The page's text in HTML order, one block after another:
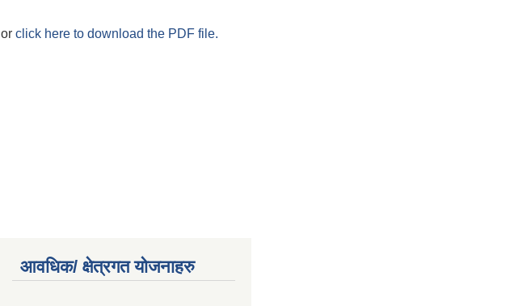
or click here to download the PDF file.
आवधिक/ क्षेत्रगत योजनाहरु